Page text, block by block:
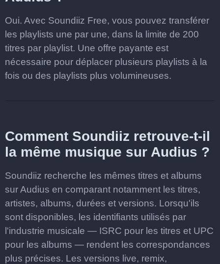
Oui. Avec Soundiiz Free, vous pouvez transférer
les playlists une par une, dans la limite de 200
titres par playlist. Une offre payante est
nécessaire pour déplacer plusieurs playlists à la
fois ou des playlists plus volumineuses.
Comment Soundiiz retrouve-t-il
la même musique sur Audius ?
Soundiiz recherche les mêmes titres et albums
sur Audius en comparant notamment les titres,
artistes, albums, durées et versions. Lorsqu'ils
sont disponibles, les identifiants utilisés par
l'industrie musicale — ISRC pour les titres et UPC
pour les albums — rendent les correspondances
plus précises. Les versions live, remix,